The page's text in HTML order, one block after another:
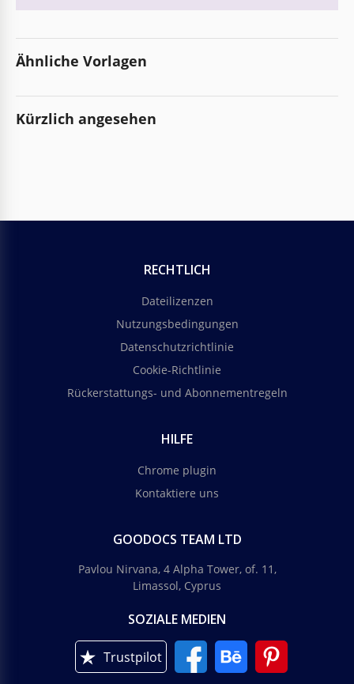
Ähnliche Vorlagen
Kürzlich angesehen
RECHTLICH
Dateilizenzen
Nutzungsbedingungen
Datenschutzrichtlinie
Cookie-Richtlinie
Rückerstattungs- und Abonnementregeln
HILFE
Chrome plugin
Kontaktiere uns
GOODOCS TEAM LTD
Pavlou Nirvana, 4 Alpha Tower, of. 11,
Limassol, Cyprus
SOZIALE MEDIEN
Trustpilot